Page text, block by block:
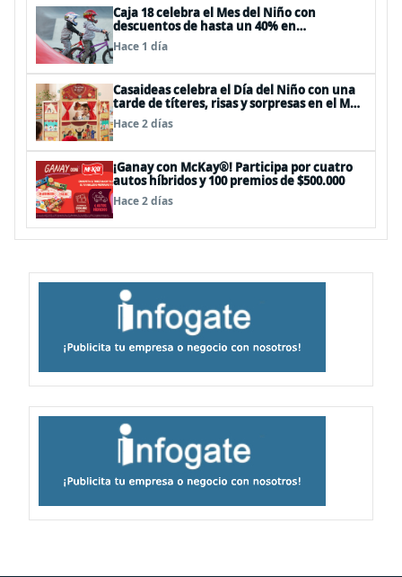
Caja 18 celebra el Mes del Niño con
descuentos de hasta un 40% en
panoramas, cine, shows y streaming
Hace 1 día
Casaideas celebra el Día del Niño con una
tarde de títeres, risas y sorpresas en el Mall
Plaza Vespucio
Hace 2 días
¡Ganay con McKay®! Participa por cuatro
autos híbridos y 100 premios de $500.000
Hace 2 días